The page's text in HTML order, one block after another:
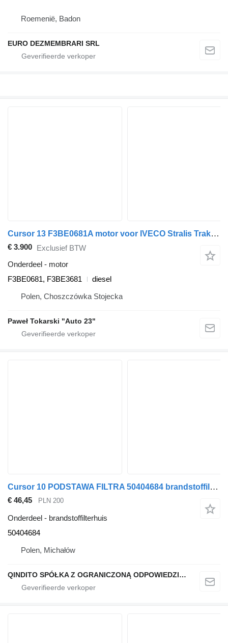
Roemenië, Badon
EURO DEZMEMBRARI SRL
Cursor 13 F3BE0681A motor voor IVECO Stralis Trakker trekker
€ 3.900 Exclusief BTW
Onderdeel - motor
F3BE0681, F3BE3681
diesel
Polen, Choszczówka Stojecka
Paweł Tokarski "Auto 23"
Cursor 10 PODSTAWA FILTRA 50404684 brandstoffilterhuis voor IVECO STRALIS trekker
€ 46,45 PLN 200
Onderdeel - brandstoffilterhuis
50404684
Polen, Michałów
QINDITO SPÓŁKA Z OGRANICZONĄ ODPOWIEDZIALNOŚCIĄ